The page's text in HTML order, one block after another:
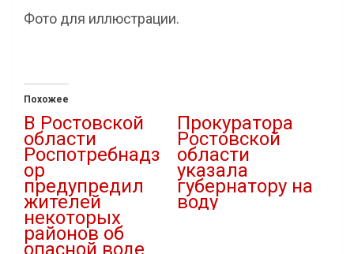
Фото для иллюстрации.
Похожее
В Ростовской
области
Роспотребнадз
ор
предупредил
жителей
некоторых
районов об
опасной воде
Прокуратора
Ростовской
области
указала
губернатору на
воду